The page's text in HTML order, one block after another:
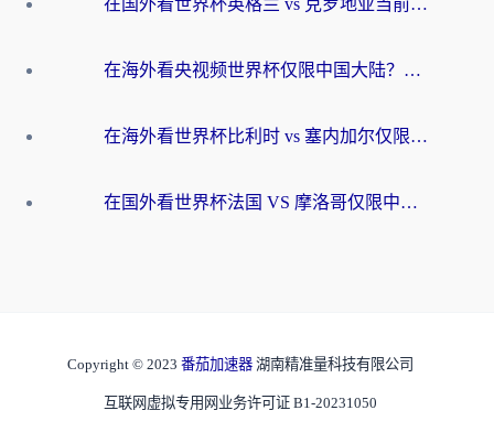
在国外看世界杯英格兰 vs 克罗地亚当前地区不可播放？这篇指南帮你搞定所有海外观赛难题
在海外看央视频世界杯仅限中国大陆？这篇指南帮你解锁中文解说+无卡顿直播
在海外看世界杯比利时 vs 塞内加尔仅限中国大陆？我找到了最流畅的中文解说之路
在国外看世界杯法国 VS 摩洛哥仅限中国大陆？海外党这样看中文解说赛事不卡顿
Copyright © 2023 番茄加速器 湖南精准量科技有限公司
互联网虚拟专用网业务许可证 B1-20231050